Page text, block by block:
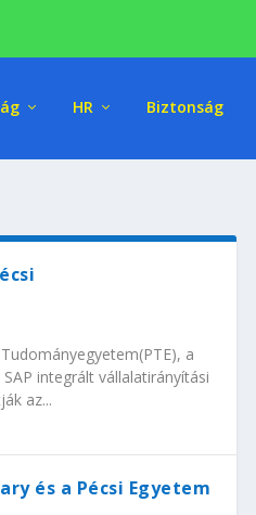
HR Biztonság
a
integrált vállalatirányítási
az...
és a Pécsi Egyetem